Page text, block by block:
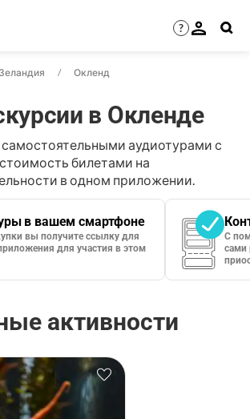
?
Окленд
в Окленде
аудиотурами с
билетами на
в одном приложении.
в вашем смартфоне
вы получите ссылку для
для участия в этом
С
сами
активности